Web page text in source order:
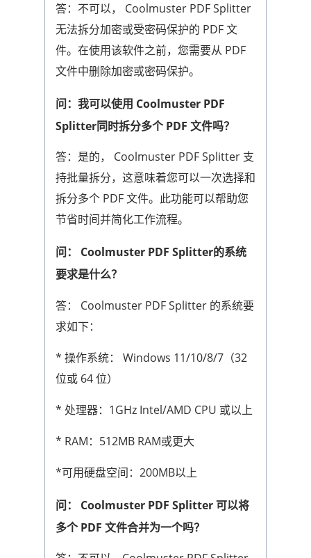
答：不可以， Coolmuster PDF Splitter
无法拆分加密或受密码保护的 PDF 文
件。在使用该软件之前，您需要从 PDF
文件中删除加密或密码保护。
问：我可以使用 Coolmuster PDF
Splitter同时拆分多个 PDF 文件吗？
答：是的， Coolmuster PDF Splitter 支
持批量拆分，这意味着您可以一次选择和
拆分多个 PDF 文件。此功能可以帮助您
节省时间并简化工作流程。
问： Coolmuster PDF Splitter的系统
要求是什么？
答： Coolmuster PDF Splitter 的系统要
求如下：
* 操作系统： Windows 11/10/8/7（32
位或 64 位）
* 处理器：1GHz Intel/AMD CPU 或以上
* RAM：512MB RAM或更大
*可用硬盘空间：200MB以上
问： Coolmuster PDF Splitter 可以将
多个 PDF 文件合并为一个吗？